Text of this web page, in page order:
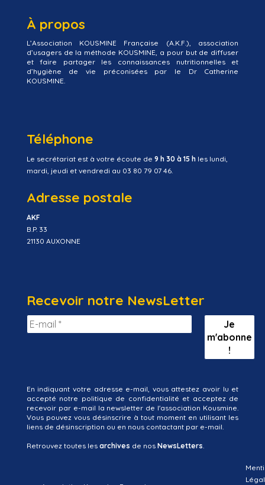
À propos
L’Association KOUSMINE Française (A.K.F.), association
d’usagers de la méthode KOUSMINE, a pour but de diffuser
et faire partager les connaissances nutritionnelles et
d’hygiène de vie préconisées par le Dr Catherine
KOUSMINE.
Téléphone
Le secrétariat est à votre écoute de 9 h 30 à 15 hles lundi,
mardi, jeudi et vendredi au 03 80 79 07 46.
Adresse postale
AKF
B.P. 33
21130 AUXONNE
Recevoir notre NewsLetter
En indiquant votre adresse e-mail, vous attestez avoir lu et
accepté notre politique de confidentialité et acceptez de
recevoir par e-mail la newsletter de l'association Kousmine.
Vous pouvez vous désinscrire à tout moment en utilisant les
liens de désinscription ou en nous contactant par e-mail.
Retrouvez toutes les archives de nos NewsLetters.